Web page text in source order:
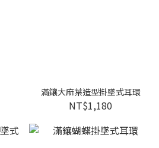
滿鑲大麻葉造型掛墜式耳環
NT$1,180